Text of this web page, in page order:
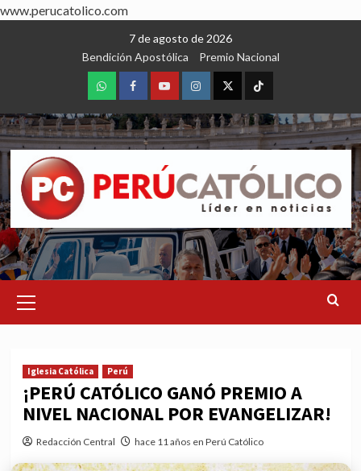
www.perucatolico.com
7 de agosto de 2026
Bendición Apostólica
Premio Nacional
WhatsAppFacebookYoutubeInstagram
X TikTok
Menu
Iglesia Católica Perú
¡PERÚ CATÓLICO GANÓ PREMIO A
NIVEL NACIONAL POR EVANGELIZAR!
Redacción Central hace 11 años en Perú Católico